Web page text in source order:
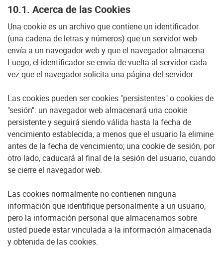
10.1. Acerca de las Cookies
Una cookie es un archivo que contiene un identificador
(una cadena de letras y números) que un servidor web
envía a un navegador web y que el navegador almacena.
Luego, el identificador se envía de vuelta al servidor cada
vez que el navegador solicita una página del servidor.
Las cookies pueden ser cookies "persistentes" o cookies de
"sesión": un navegador web almacenará una cookie
persistente y seguirá siendo válida hasta la fecha de
vencimiento establecida, a menos que el usuario la elimine
antes de la fecha de vencimiento; una cookie de sesión, por
otro lado, caducará al final de la sesión del usuario, cuando
se cierre el navegador web.
Las cookies normalmente no contienen ninguna
información que identifique personalmente a un usuario,
pero la información personal que almacenamos sobre
usted puede estar vinculada a la información almacenada
y obtenida de las cookies.